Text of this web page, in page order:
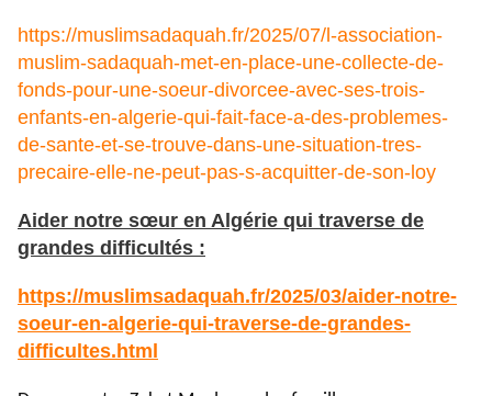
https://muslimsadaquah.fr/2025/07/l-association-
muslim-sadaquah-met-en-place-une-collecte-de-
fonds-pour-une-soeur-divorcee-avec-ses-trois-
enfants-en-algerie-qui-fait-face-a-des-problemes-
de-sante-et-se-trouve-dans-une-situation-tres-
precaire-elle-ne-peut-pas-s-acquitter-de-son-loy
Aider notre sœur en Algérie qui traverse de
grandes difficultés :
https://muslimsadaquah.fr/2025/03/aider-notre-
soeur-en-algerie-qui-traverse-de-grandes-
difficultes.html